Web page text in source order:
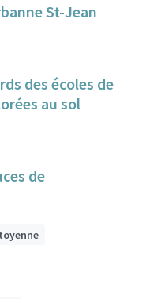
St-Jean
des écoles de
au sol
de